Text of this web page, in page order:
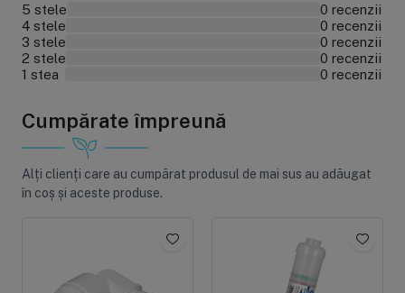
5 stele
0 recenzii
4 stele
0 recenzii
3 stele
0 recenzii
2 stele
0 recenzii
1 stea
0 recenzii
Cumpărate împreună
Alți clienți care au cumpărat produsul de mai sus au adăugat
în coș și aceste produse.